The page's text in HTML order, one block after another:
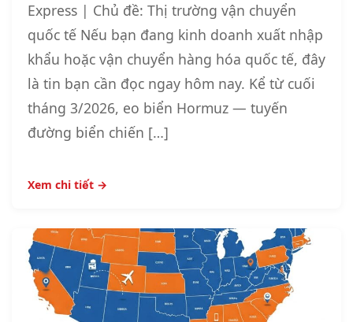
Express | Chủ đề: Thị trường vận chuyển
quốc tế Nếu bạn đang kinh doanh xuất nhập
khẩu hoặc vận chuyển hàng hóa quốc tế, đây
là tin bạn cần đọc ngay hôm nay. Kể từ cuối
tháng 3/2026, eo biển Hormuz — tuyến
đường biển chiến […]
Xem chi tiết →